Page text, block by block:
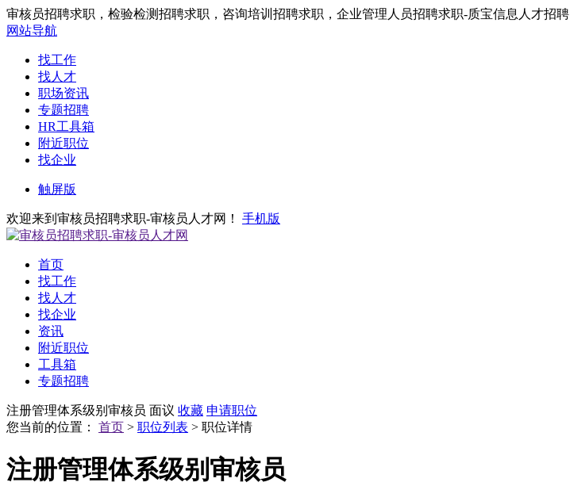
审核员招聘求职，检验检测招聘求职，咨询培训招聘求职，企业管理人员招聘求职-质宝信息人才招聘
网站导航
找工作
找人才
职场资讯
专题招聘
HR工具箱
附近职位
找企业
触屏版
欢迎来到审核员招聘求职-审核员人才网！ 手机版
首页
找工作
找人才
找企业
资讯
附近职位
工具箱
专题招聘
注册管理体系级别审核员 面议 收藏 申请职位
您当前的位置： 首页 > 职位列表 > 职位详情
注册管理体系级别审核员